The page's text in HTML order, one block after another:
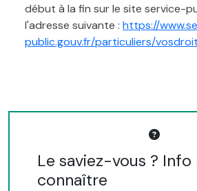
début à la fin sur le site service-
l'adresse suivante : https://
public.gouv.fr/particuliers/
Le saviez-vous ?
connaître